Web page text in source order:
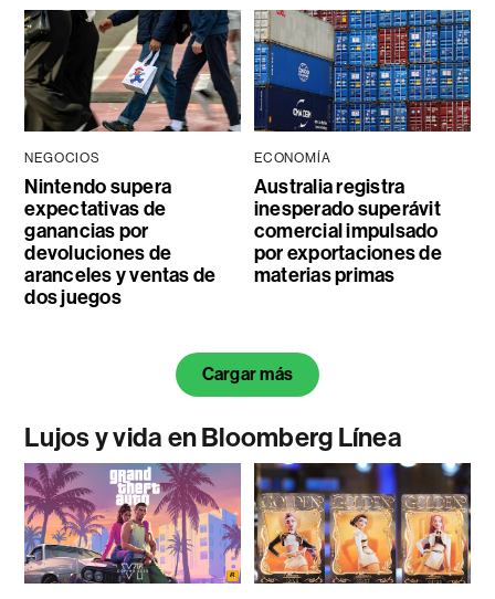
NEGOCIOS
Nintendo supera
expectativas de
ganancias por
devoluciones de
aranceles y ventas de
dos juegos
ECONOMÍA
Australia registra
inesperado superávit
comercial impulsado
por exportaciones de
materias primas
Cargar más
Lujos y vida en Bloomberg Línea